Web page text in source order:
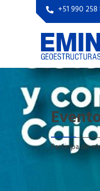
+51 990 258
Participa de